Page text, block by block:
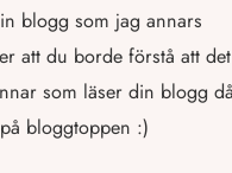
blogg som jag annars
att du borde förstå att det
som läser din blogg
bloggtoppen :)